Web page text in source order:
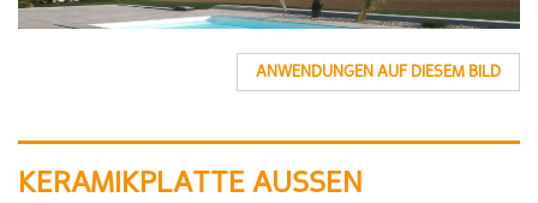
ANWENDUNGEN AUF DIESEM BILD
KERAMIKPLATTE AUSSEN